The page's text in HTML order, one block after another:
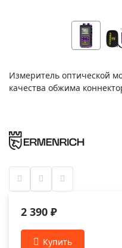
Измеритель оптической
качества обжима
2 390 ₽